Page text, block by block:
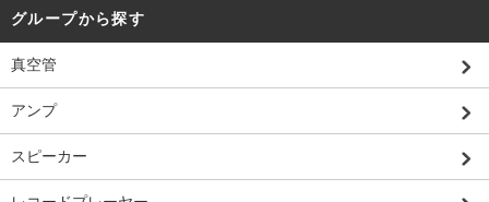
グループから探す
真空管
アンプ
スピーカー